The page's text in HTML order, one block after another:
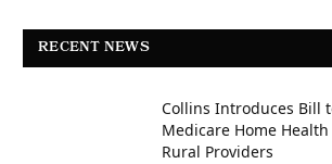
RECENT NEWS
Collins Introduces Bill
Medicare Home
Rural Providers